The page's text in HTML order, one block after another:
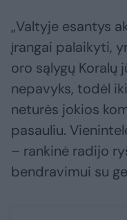
„Valtyje esantys
įrangai palaikyti,
oro sąlygų Koralų
nepavyks, todėl
neturės jokios
pasauliu.
– rankinė radijo
bendravimui su